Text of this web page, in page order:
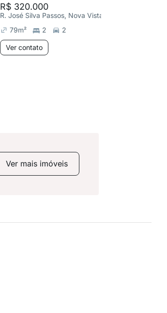
R$ 320.000
R. José Silva Passos, Nova Vista
79m² 2 2
Ver contato
Ver mais imóveis